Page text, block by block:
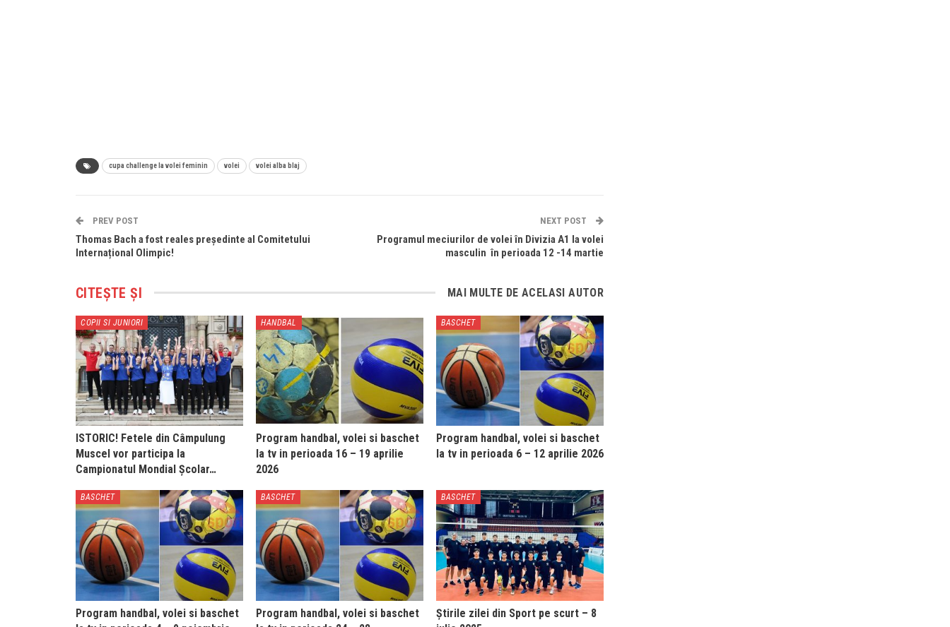
cupa challenge la volei feminin volei volei alba blaj
PREV POST
Thomas Bach a fost reales președinte al Comitetului
Internațional Olimpic!
NEXT POST
Programul meciurilor de volei în Divizia A1 la volei
masculin în perioada 12 -14 martie
CITEȘTE ȘI MAI MULTE DE ACELASI AUTOR
COPII SI JUNIORI
ISTORIC! Fetele din Câmpulung
Muscel vor participa la
Campionatul Mondial Școlar…
HANDBAL
Program handbal, volei si baschet
la tv in perioada 16 – 19 aprilie
2026
BASCHET
Program handbal, volei si baschet
la tv in perioada 6 – 12 aprilie 2026
BASCHET
Program handbal, volei si baschet
BASCHET
Program handbal, volei si baschet
BASCHET
Știrile zilei din Sport pe scurt – 8